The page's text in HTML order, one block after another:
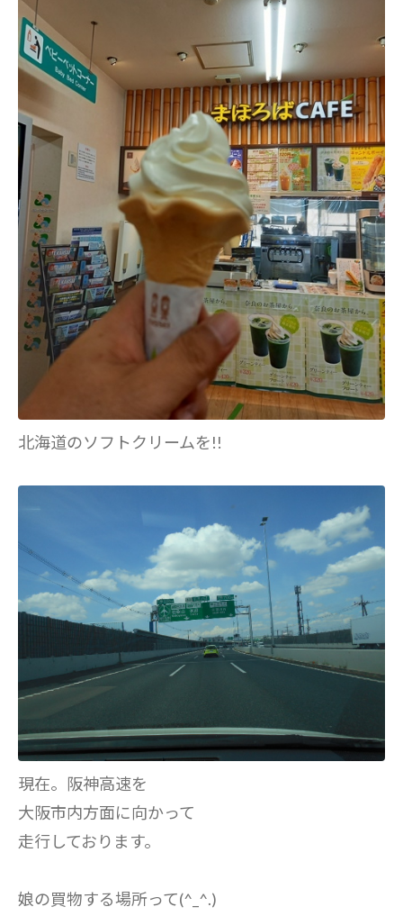
北海道のソフトクリームを!!
現在。阪神高速を
大阪市内方面に向かって
走行しております。
娘の買物する場所って(^_^.)